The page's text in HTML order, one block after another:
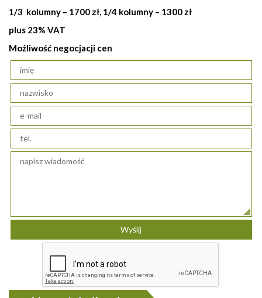
1/3 kolumny – 1700 zł, 1/4 kolumny – 1300 zł
plus 23% VAT
Możliwość negocjacji cen